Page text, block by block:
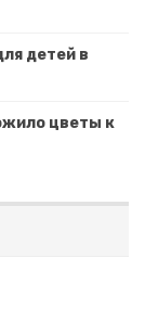
детей в
цветы к